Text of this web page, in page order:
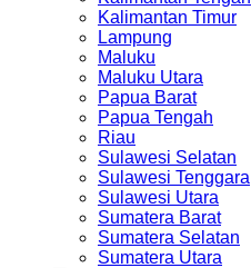
Kalimantan Timur
Lampung
Maluku
Maluku Utara
Papua Barat
Papua Tengah
Riau
Sulawesi Selatan
Sulawesi Tenggara
Sulawesi Utara
Sumatera Barat
Sumatera Selatan
Sumatera Utara